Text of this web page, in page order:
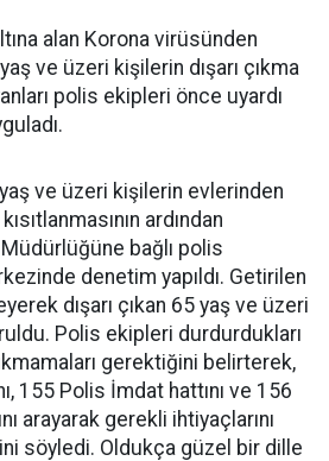
alan Korona virüsünden
ve üzeri kişilerin dışarı çıkma
polis ekipleri önce uyardı
ve üzeri kişilerin evlerinden
ardından
bağlı polis
denetim yapıldı. Getirilen
dışarı çıkan 65 yaş ve üzeri
Polis ekipleri durdurdukları
gerektiğini belirterek,
155 Polis İmdat hattını ve 156
arayarak gerekli ihtiyaçlarını
söyledi. Oldukça güzel bir dille